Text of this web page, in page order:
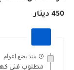
450 دينار
منذ بضع اعوام
مطلوب فني